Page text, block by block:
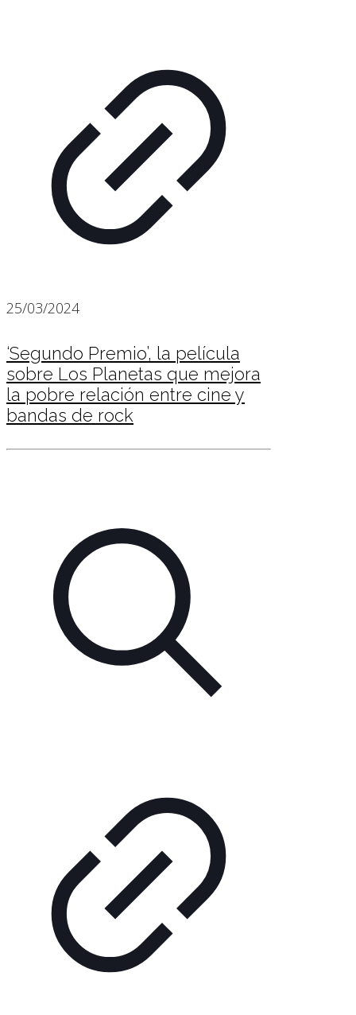
25/03/2024
‘Segundo Premio’, la película
sobre Los Planetas que mejora
la pobre relación entre cine y
bandas de rock